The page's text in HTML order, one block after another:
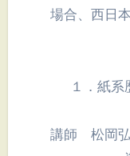
場合、西日
１．紙
講師 松岡